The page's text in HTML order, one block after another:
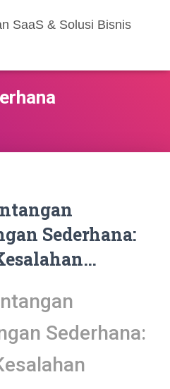
SaaS & Solusi Bisnis
Sederhana:
Sederhana: